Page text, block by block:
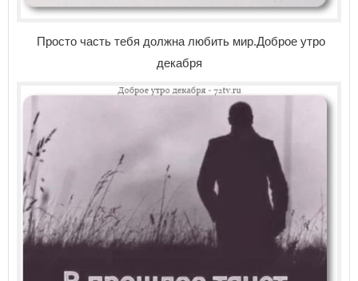
Просто часть тебя должна любить мир.Доброе утро
декабря